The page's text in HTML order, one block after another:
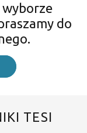
do
TESI